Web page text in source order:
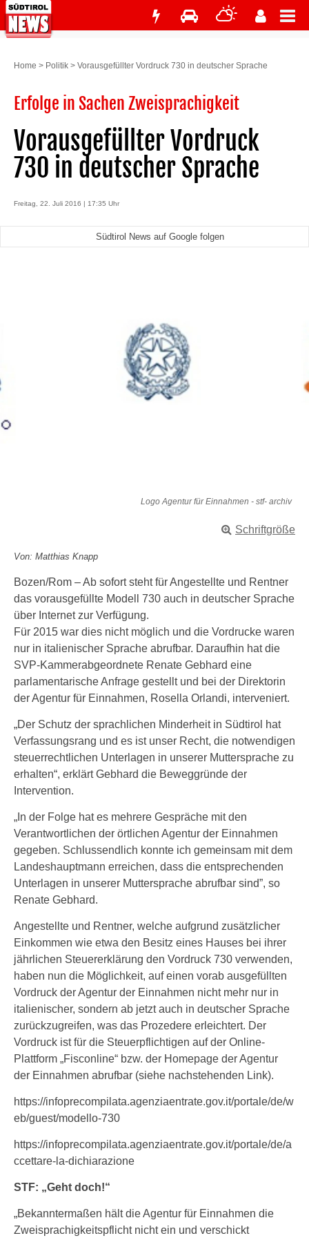
Home > Politik > Vorausgefüllter Vordruck 730 in deutscher Sprache
Erfolge in Sachen Zweisprachigkeit
Vorausgefüllter Vordruck
730 in deutscher Sprache
Freitag, 22. Juli 2016 | 17:35 Uhr
Südtirol News auf Google folgen
Logo Agentur für Einnahmen - stf- archiv
Schriftgröße
Von: Matthias Knapp
Bozen/Rom – Ab sofort steht für Angestellte und Rentner
das vorausgefüllte Modell 730 auch in deutscher Sprache
über Internet zur Verfügung.
Für 2015 war dies nicht möglich und die Vordrucke waren
nur in italienischer Sprache abrufbar. Daraufhin hat die
SVP-Kammerabgeordnete Renate Gebhard eine
parlamentarische Anfrage gestellt und bei der Direktorin
der Agentur für Einnahmen, Rosella Orlandi, interveniert.
„Der Schutz der sprachlichen Minderheit in Südtirol hat
Verfassungsrang und es ist unser Recht, die notwendigen
steuerrechtlichen Unterlagen in unserer Muttersprache zu
erhalten“, erklärt Gebhard die Beweggründe der
Intervention.
„In der Folge hat es mehrere Gespräche mit den
Verantwortlichen der örtlichen Agentur der Einnahmen
gegeben. Schlussendlich konnte ich gemeinsam mit dem
Landeshauptmann erreichen, dass die entsprechenden
Unterlagen in unserer Muttersprache abrufbar sind”, so
Renate Gebhard.
Angestellte und Rentner, welche aufgrund zusätzlicher
Einkommen wie etwa den Besitz eines Hauses bei ihrer
jährlichen Steuererklärung den Vordruck 730 verwenden,
haben nun die Möglichkeit, auf einen vorab ausgefüllten
Vordruck der Agentur der Einnahmen nicht mehr nur in
italienischer, sondern ab jetzt auch in deutscher Sprache
zurückzugreifen, was das Prozedere erleichtert. Der
Vordruck ist für die Steuerpflichtigen auf der Online-
Plattform „Fisconline“ bzw. der Homepage der Agentur
der Einnahmen abrufbar (siehe nachstehenden Link).
https://infoprecompilata.agenziaentrate.gov.it/portale/de/w
eb/guest/modello-730
https://infoprecompilata.agenziaentrate.gov.it/portale/de/a
ccettare-la-dichiarazione
STF: „Geht doch!“
„Bekanntermaßen hält die Agentur für Einnahmen die
Zweisprachigkeitspflicht nicht ein und verschickt